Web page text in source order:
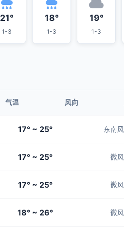
21°
1-3
18°
1-3
19°
1-3
气温 风向
17° ~ 25° 东南风
17° ~ 25° 微风
17° ~ 25° 微风
18° ~ 26° 微风